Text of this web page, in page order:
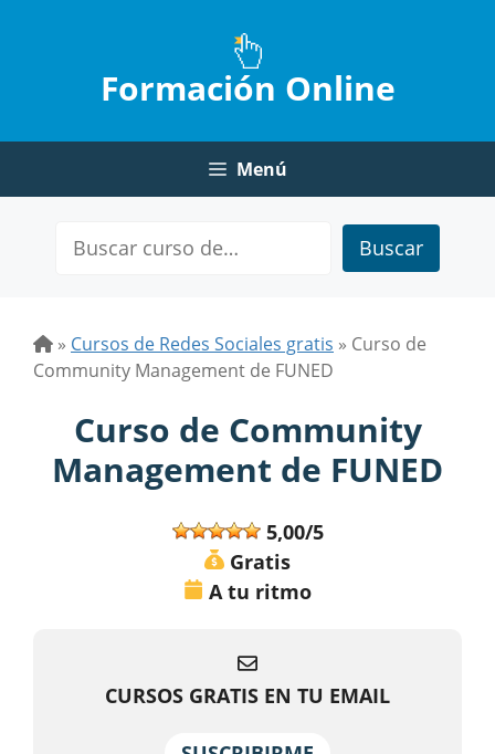
Formación Online
Menú
Buscar
» Cursos de Redes Sociales gratis » Curso de
Community Management de FUNED
Curso de Community
Management de FUNED
5,00/5
Gratis
A tu ritmo
CURSOS GRATIS EN TU EMAIL